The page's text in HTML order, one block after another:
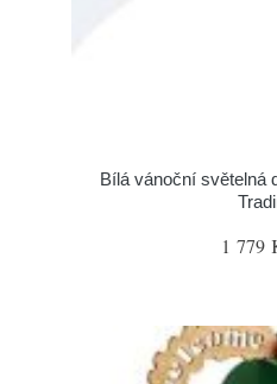
Bílá vánoční světelná
1 779